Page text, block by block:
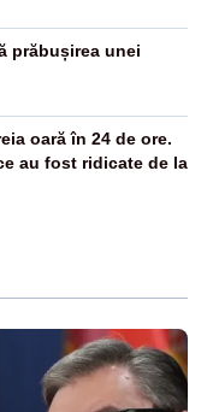
prăbușirea unei
oară în 24 de ore.
au fost ridicate de la